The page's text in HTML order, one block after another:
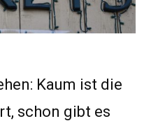
Kaum ist die
schon gibt es